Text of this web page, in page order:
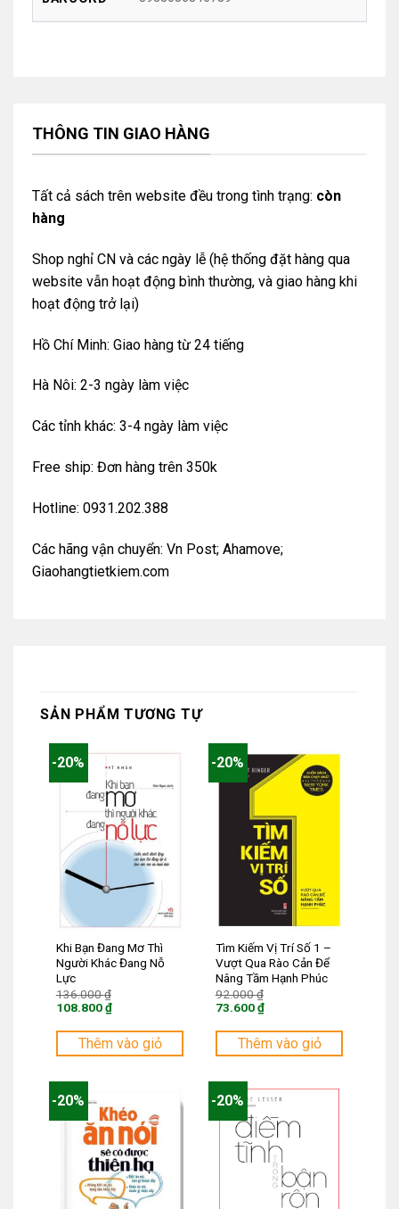
THÔNG TIN GIAO HÀNG
Tất cả sách trên website đều trong tình trạng: còn
hàng
Shop nghỉ CN và các ngày lễ (hệ thống đặt hàng qua
website vẫn hoạt động bình thường, và giao hàng khi
hoạt động trở lại)
Hồ Chí Minh: Giao hàng từ 24 tiếng
Hà Nôi: 2-3 ngày làm việc
Các tỉnh khác: 3-4 ngày làm việc
Free ship: Đơn hàng trên 350k
Hotline: 0931.202.388
Các hãng vận chuyển: Vn Post; Ahamove;
Giaohangtietkiem.com
SẢN PHẨM TƯƠNG TỰ
-20%
Khi Bạn Đang Mơ Thì
Người Khác Đang Nỗ
Lực
136.000₫
136.000 ₫.
108.800₫
hiện
là:
Thêm vào giỏ
-20%
Tìm Kiếm Vị Trí Số 1 –
Vượt Qua Rào Cản Để
Nâng Tầm Hạnh Phúc
92.000₫
92.000 ₫.
73.600₫
hiện
là:
Thêm vào giỏ
-20% -20%